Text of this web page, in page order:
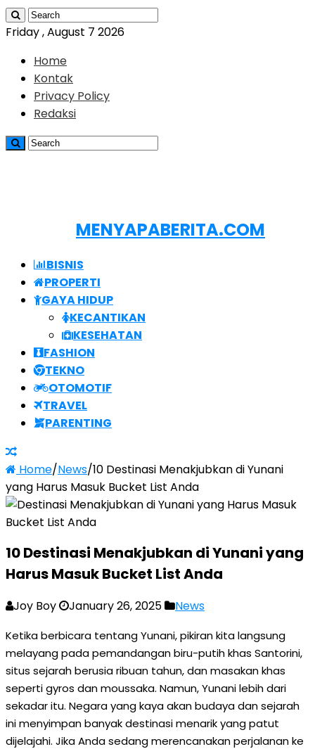
Friday , August 7 2026
Home
Kontak
Privacy Policy
Redaksi
MENYAPABERITA.COM
BISNIS
PROPERTI
GAYA HIDUP
KECANTIKAN
KESEHATAN
FASHION
TEKNO
OTOMOTIF
TRAVEL
PARENTING
Home/News/10 Destinasi Menakjubkan di Yunani
yang Harus Masuk Bucket List Anda
10 Destinasi Menakjubkan di Yunani yang
Harus Masuk Bucket List Anda
Joy Boy January 26, 2025 News
Ketika berbicara tentang Yunani, pikiran kita langsung
melayang pada pemandangan biru-putih khas Santorini,
situs sejarah berusia ribuan tahun, dan masakan khas
seperti gyros dan moussaka. Namun, Yunani lebih dari
sekadar itu. Negara yang kaya akan budaya dan sejarah
ini menyimpan banyak destinasi menarik yang patut
dijelajahi. Jika Anda sedang merencanakan perjalanan ke